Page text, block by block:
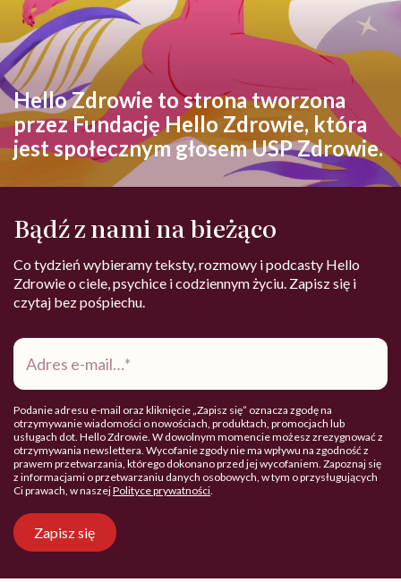
Hello Zdrowie to strona tworzona
przez Fundację Hello Zdrowie, która
jest społecznym głosem USP Zdrowie.
Bądź z nami na bieżąco
Co tydzień wybieramy teksty, rozmowy i podcasty Hello
Zdrowie o ciele, psychice i codziennym życiu. Zapisz się i
czytaj bez pośpiechu.
Adres
mail*
Podanie adresu e-mail oraz kliknięcie „Zapisz się” oznacza zgodę na
otrzymywanie wiadomości o nowościach, produktach, promocjach lub
usługach dot. Hello Zdrowie. W dowolnym momencie możesz zrezygnować z
otrzymywania newslettera. Wycofanie zgody nie ma wpływu na zgodność z
prawem przetwarzania, którego dokonano przed jej wycofaniem. Zapoznaj się
z informacjami o przetwarzaniu danych osobowych, w tym o przysługujących
Ci prawach, w naszejPolityce prywatności.
Zapisz się